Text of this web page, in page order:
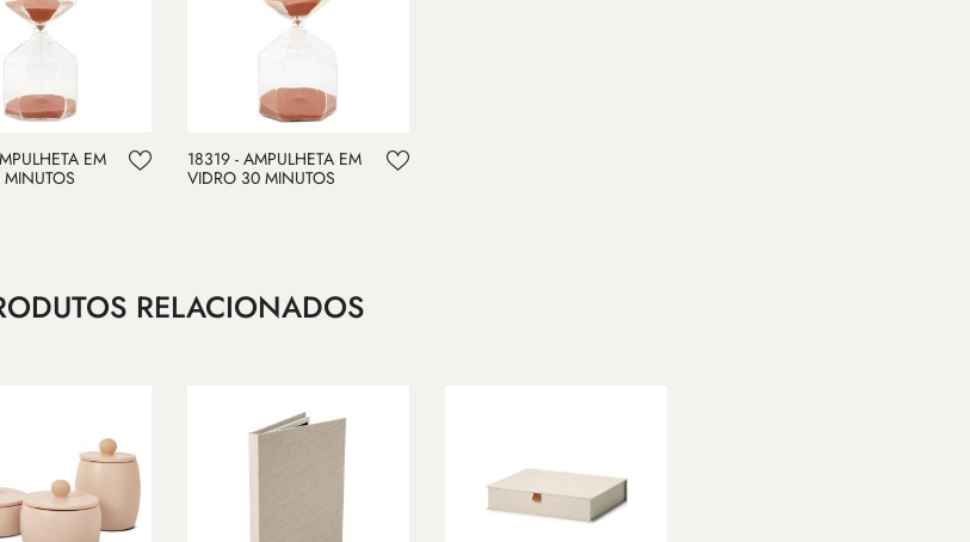
EM
18319 - AMPULHETA EM
VIDRO 30 MINUTOS
RELACIONADOS